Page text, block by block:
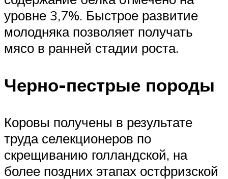
уровне 3,7%. Быстрое развитие
молодняка позволяет получать
мясо в ранней стадии роста.
Черно-пестрые породы
Коровы получены в результате
труда селекционеров по
скрещиванию голландской, на
более поздних этапах остфризской